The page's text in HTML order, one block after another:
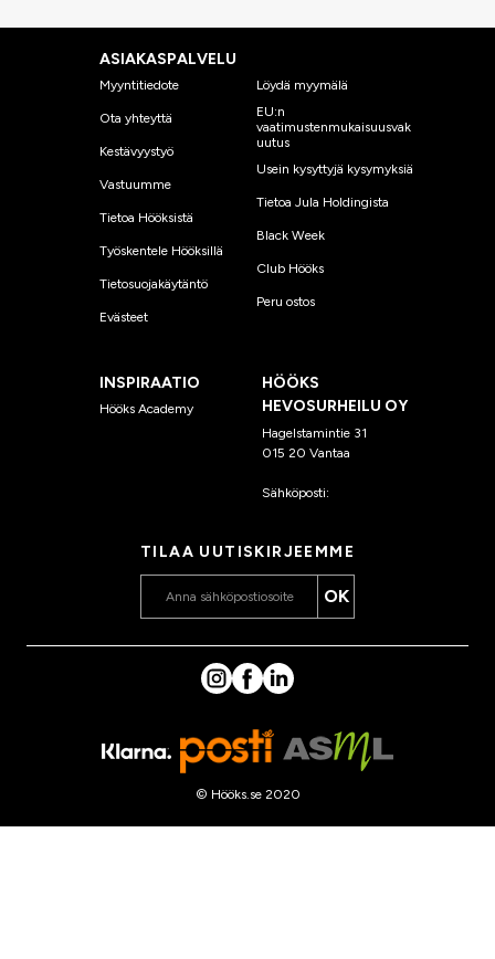
ASIAKASPALVELU
Myyntitiedote
Ota yhteyttä
Kestävyystyö
Vastuumme
Tietoa Hööksistä
Työskentele Hööksillä
Tietosuojakäytäntö
Evästeet
Löydä myymälä
EU:n
vaatimustenmukaisuusvak
uutus
Usein kysyttyjä kysymyksiä
Tietoa Jula Holdingista
Black Week
Club Hööks
Peru ostos
INSPIRAATIO
Hööks Academy
HÖÖKS
HEVOSURHEILU OY
Hagelstamintie 31
015 20 Vantaa
Sähköposti:
TILAA UUTISKIRJEEMME
OK
© Hööks.se 2020